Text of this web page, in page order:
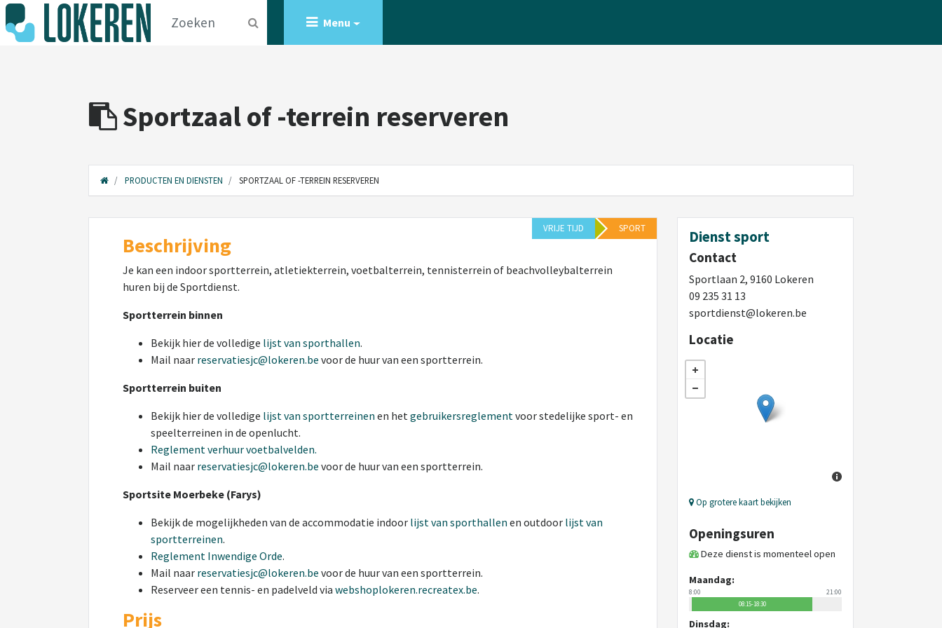
Menu
Sportzaal of -terrein reserveren
PRODUCTEN EN DIENSTEN SPORTZAAL OF -TERREIN RESERVEREN
VRIJE TIJD SPORT
Beschrijving
Je kan een indoor sportterrein, atletiekterrein, voetbalterrein, tennisterrein of beachvolleybalterrein
huren bij de Sportdienst.
Sportterrein binnen
Bekijk hier de volledige lijst van sporthallen.
Mail naar reservatiesjc@lokeren.be voor de huur van een sportterrein.
Sportterrein buiten
Bekijk hier de volledige lijst van sportterreinen en hetgebruikersreglementvoor stedelijke sport- en
speelterreinen in de openlucht.
Reglement verhuur voetbalvelden.
Mail naar reservatiesjc@lokeren.be voor de huur van een sportterrein.
Sportsite Moerbeke (Farys)
Bekijk de mogelijkheden van de accommodatie indoor lijst van sporthallen en outdoor lijst van
sportterreinen.
Reglement Inwendige Orde.
Mail naar reservatiesjc@lokeren.be voor de huur van een sportterrein.
Reserveer een tennis- en padelveld via webshoplokeren.recreatex.be.
Prijs
Dienst sport
Contact
Sportlaan 2, 9160 Lokeren
09 235 31 13
sportdienst@lokeren.be
Locatie
Op grotere kaart bekijken
Openingsuren
Deze dienst is momenteel open
Maandag:
8:00 21:00
08:15-18:30
Dinsdag: